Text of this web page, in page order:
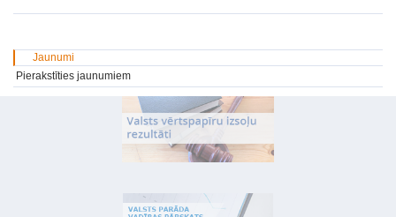
Jaunumi
Pierakstīties jaunumiem